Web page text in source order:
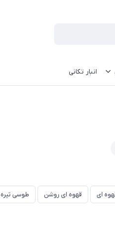
انبار تکانی
ای قهوه ای روشن طوسی تیره